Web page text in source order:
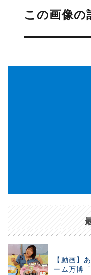
ナ
ビ
ー
この画像の
【動画】
ーム万博